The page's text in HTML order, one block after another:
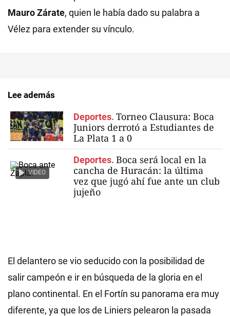
Mauro Zárate, quien le había dado su palabra a
Vélez para extender su vínculo.
Lee además
Deportes. Torneo Clausura: Boca
Juniors derrotó a Estudiantes de
La Plata 1 a 0
VIDEO
Deportes. Boca será local en la
cancha de Huracán: la última
vez que jugó ahí fue ante un club
jujeño
El delantero se vio seducido con la posibilidad de
salir campeón e ir en búsqueda de la gloria en el
plano continental. En el Fortín su panorama era muy
diferente, ya que los de Liniers pelearon la pasada